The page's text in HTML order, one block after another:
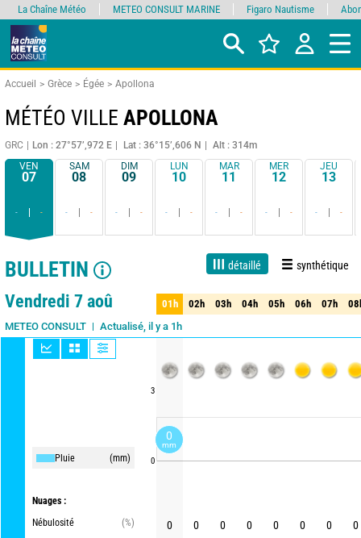
Accueil Grèce Égée Apollona
MÉTÉO VILLE APOLLONA
GRC Lon : 27°57’,972 E Lat : 36°15’,606 N
Alt : 314m
VEN
07
- -
SAM
08
- -
DIM
09
- -
LUN
10
- -
MAR
11
- -
MER
12
- -
JEU
13
- -
BULLETIN détaillé synthétique
1 jour 3 jours 7 jours 15 jours Fiabilité 85%
Vendredi 7 aoû
METEO CONSULT Actualisé, il y a 1h
Pluie (mm)
Nuages :
Nébulosité
(%)
3
0
01h 02h 03h 04h 05h 06h 07h
01h 02h 03h 04h 05h 06h 07h
0 0 0 0 0 0 0 0
La Chaîne Météo METEO CONSULT MARINE Figaro Nautisme
0
mm